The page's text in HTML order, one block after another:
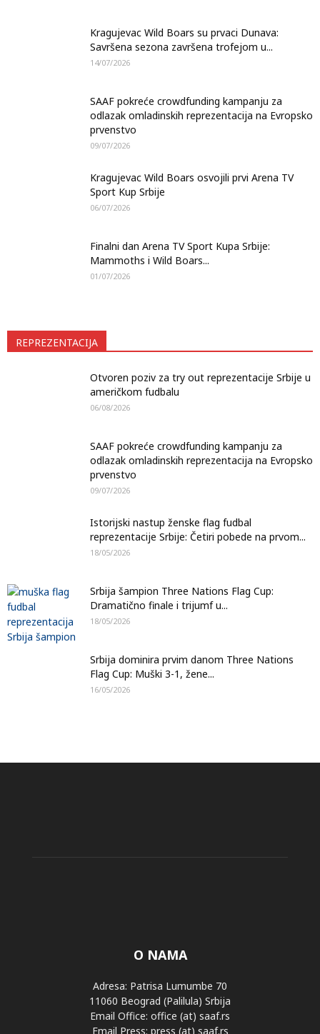
Kragujevac Wild Boars su prvaci Dunava:
Savršena sezona završena trofejom u...
14/07/2026
SAAF pokreće crowdfunding kampanju za
odlazak omladinskih reprezentacija na Evropsko
prvenstvo
09/07/2026
Kragujevac Wild Boars osvojili prvi Arena TV
Sport Kup Srbije
06/07/2026
Finalni dan Arena TV Sport Kupa Srbije:
Mammoths i Wild Boars...
01/07/2026
REPREZENTACIJA
Otvoren poziv za try out reprezentacije Srbije u
američkom fudbalu
06/08/2026
SAAF pokreće crowdfunding kampanju za
odlazak omladinskih reprezentacija na Evropsko
prvenstvo
09/07/2026
Istorijski nastup ženske flag fudbal
reprezentacije Srbije: Četiri pobede na prvom...
18/05/2026
Srbija šampion Three Nations Flag Cup:
Dramatično finale i trijumf u...
18/05/2026
Srbija dominira prvim danom Three Nations
Flag Cup: Muški 3-1, žene...
16/05/2026
O NAMA
Adresa: Patrisa Lumumbe 70
11060 Beograd (Palilula) Srbija
Email Office: office (at) saaf.rs
Email Press: press (at) saaf.rs